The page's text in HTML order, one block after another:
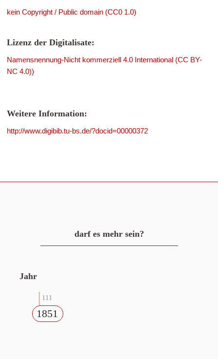
kein Copyright / Public domain (CC0 1.0)
Lizenz der Digitalisate:
Namensnennung-Nicht kommerziell 4.0 International (CC BY-
NC 4.0))
Weitere Information:
http://www.digibib.tu-bs.de/?docid=00000372
darf es mehr sein?
Jahr
111
1851